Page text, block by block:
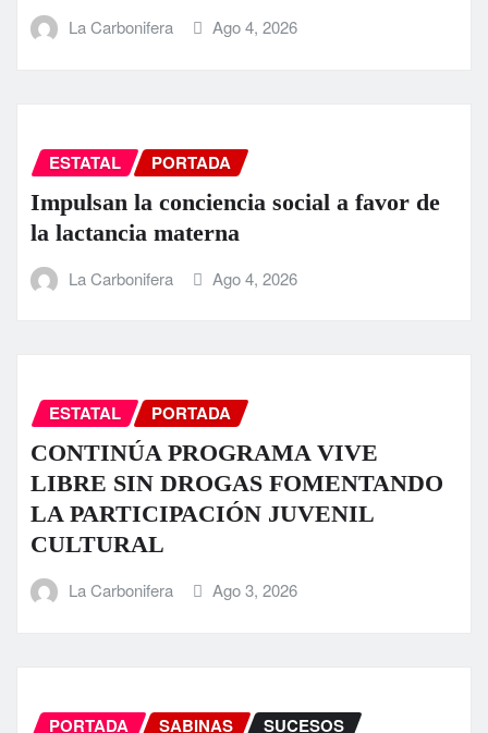
La Carbonifera Ago 4, 2026
ESTATAL PORTADA
Impulsan la conciencia social a favor de
la lactancia materna
La Carbonifera Ago 4, 2026
ESTATAL PORTADA
CONTINÚA PROGRAMA VIVE
LIBRE SIN DROGAS FOMENTANDO
LA PARTICIPACIÓN JUVENIL
CULTURAL
La Carbonifera Ago 3, 2026
PORTADA SABINAS SUCESOS